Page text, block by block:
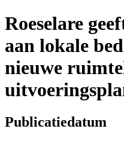
Roeselare
aan lokale
nieuwe
Publicatiedatum